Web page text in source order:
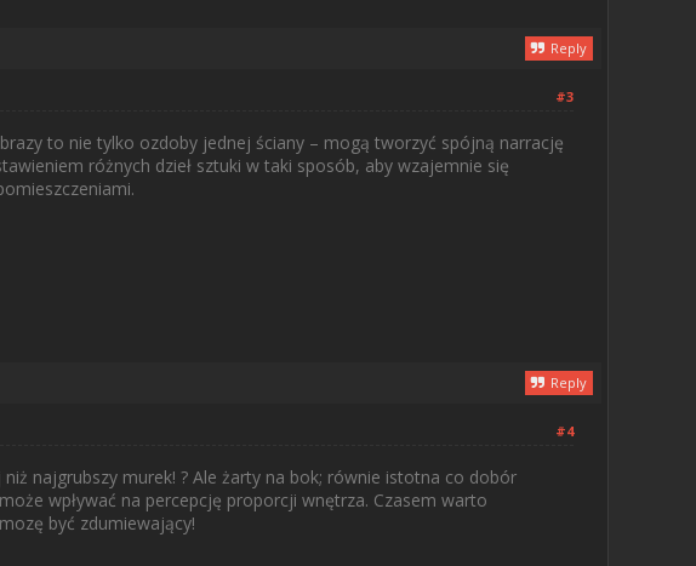
Reply
#3
to nie tylko ozdoby jednej ściany – mogą tworzyć spójną narrację
różnych dzieł sztuki w taki sposób, aby wzajemnie się
Reply
#4
najgrubszy murek! ? Ale żarty na bok; równie istotna co dobór
wpływać na percepcję proporcji wnętrza. Czasem warto
być zdumiewający!